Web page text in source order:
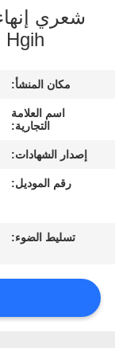
جولة
مراقبة
الجودة
اتصل
اطلب
اقتباس
شعري
Hgih ارتداء المقاومة للآلات
مكان المنشأ:
اسم العلامة
التجارية:
إصدار الشهادات:
رقم الموديل:
تسليط الضوء: